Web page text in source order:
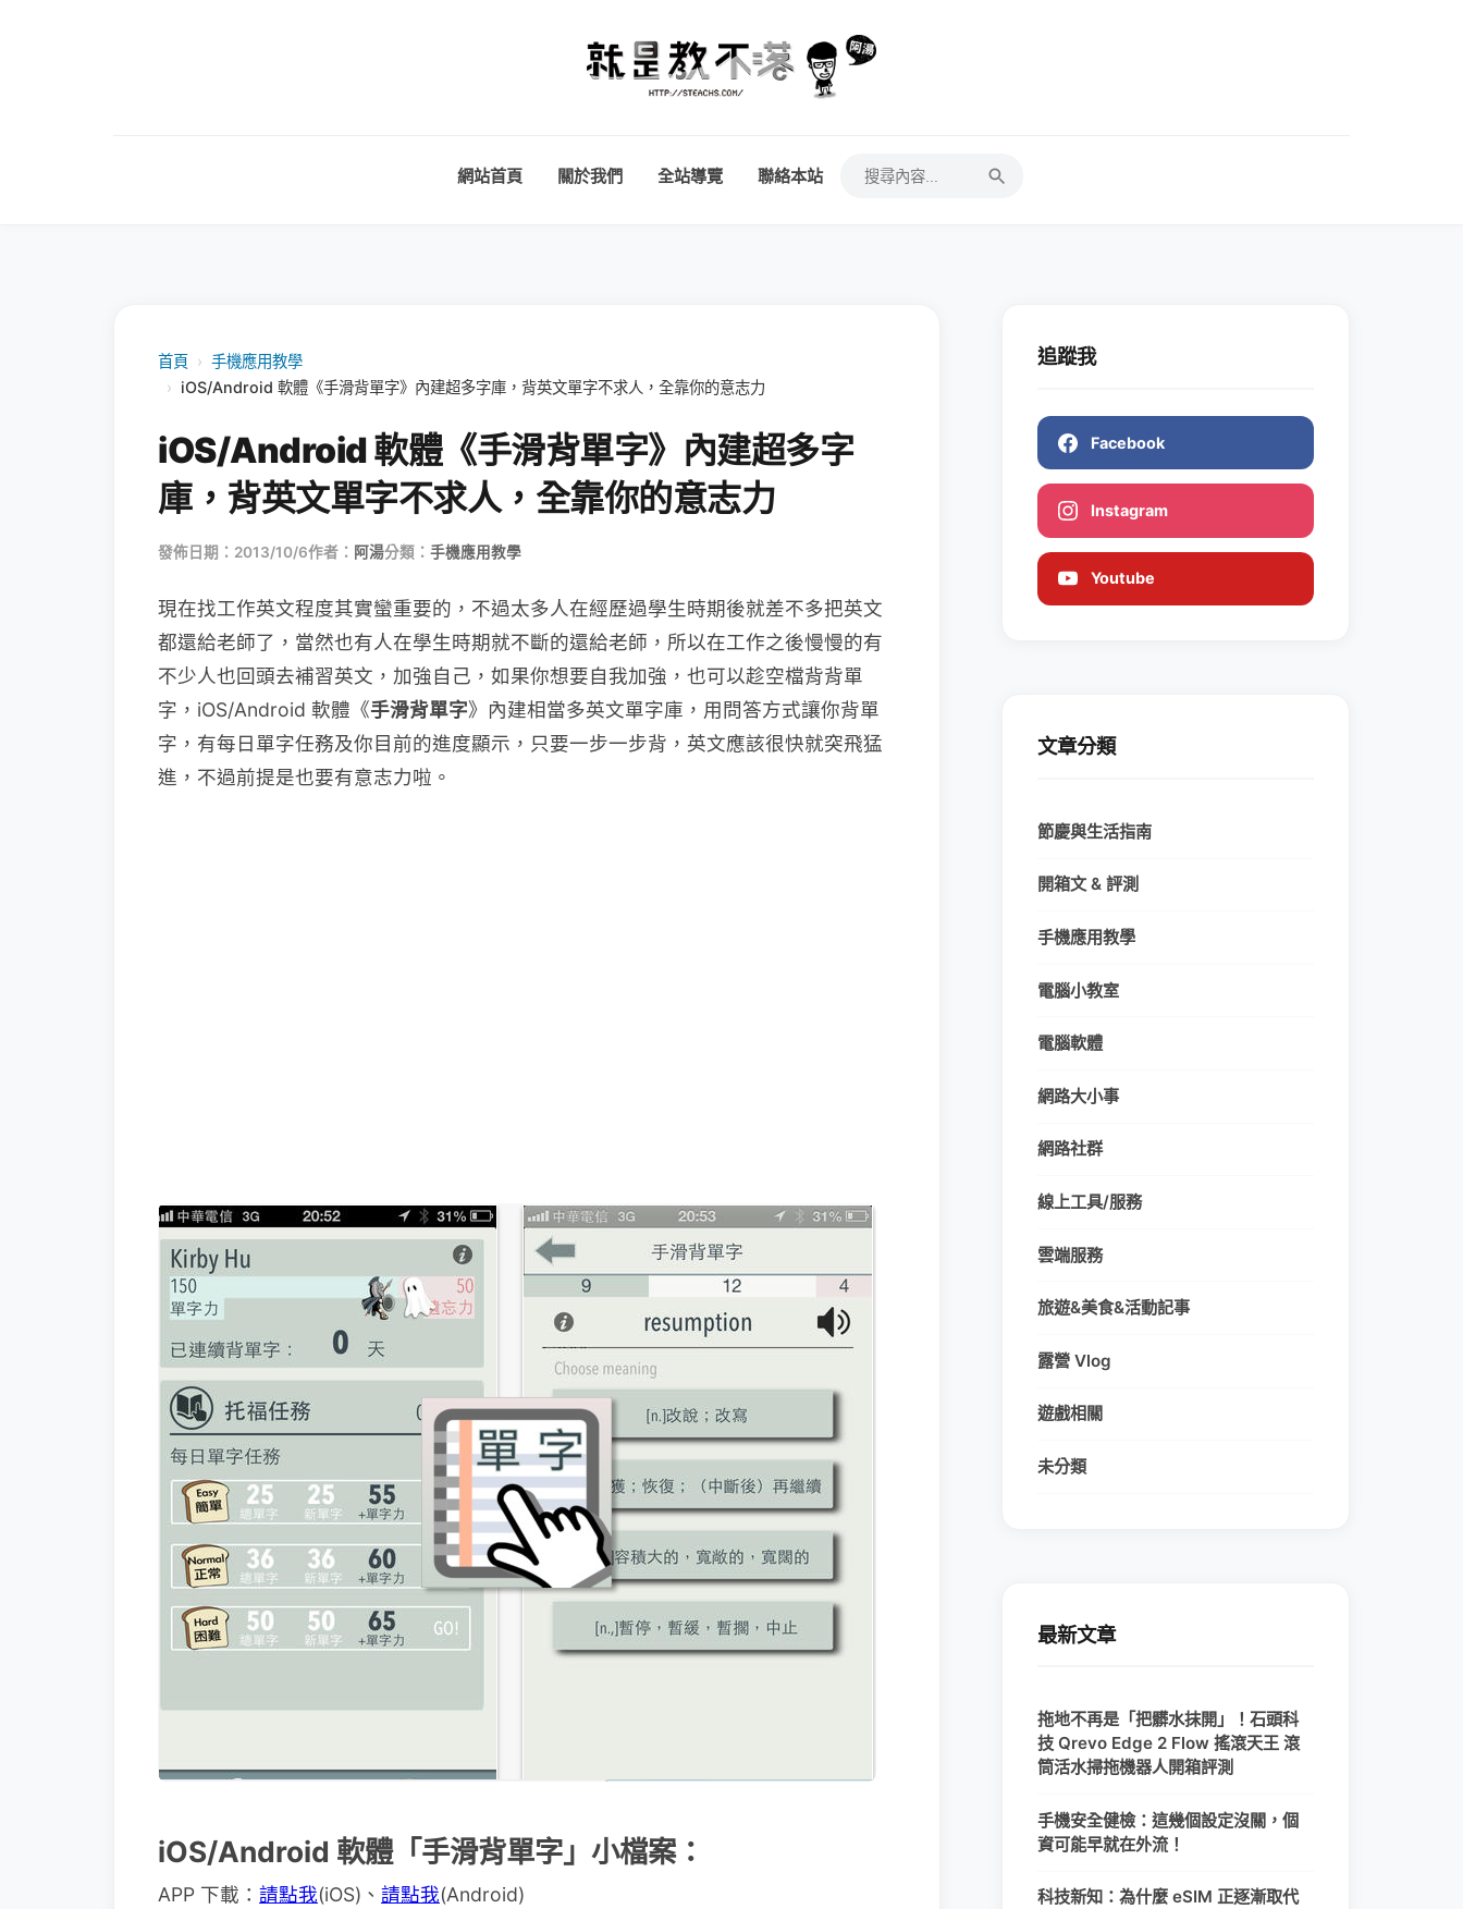
網站首頁 關於我們 全站導覽 聯絡本站
首頁 › 手機應用教學
› iOS/Android 軟體《手滑背單字》內建超多字庫，背英文單字不求人，全靠你的意志力
iOS/Android 軟體《手滑背單字》內建超多字
庫，背英文單字不求人，全靠你的意志力
發佈日期：2013/10/6作者： 阿湯分類： 手機應用教學
現在找工作英文程度其實蠻重要的，不過太多人在經歷過學生時期後就差不多把英文
都還給老師了，當然也有人在學生時期就不斷的還給老師，所以在工作之後慢慢的有
不少人也回頭去補習英文，加強自己，如果你想要自我加強，也可以趁空檔背背單
字，iOS/Android 軟體《手滑背單字》內建相當多英文單字庫，用問答方式讓你背單
字，有每日單字任務及你目前的進度顯示，只要一步一步背，英文應該很快就突飛猛
進，不過前提是也要有意志力啦。
iOS/Android 軟體「手滑背單字」小檔案：
APP 下載： 請點我(iOS)、 請點我(Android)
追蹤我
Facebook
Instagram
Youtube
文章分類
節慶與生活指南
開箱文 & 評測
手機應用教學
電腦小教室
電腦軟體
網路大小事
網路社群
線上工具/服務
雲端服務
旅遊&美食&活動記事
露營 Vlog
遊戲相關
未分類
最新文章
拖地不再是「把髒水抹開」！石頭科
技 Qrevo Edge 2 Flow 搖滾天王 滾
筒活水掃拖機器人開箱評測
手機安全健檢：這幾個設定沒關，個
資可能早就在外流！
科技新知：為什麼 eSIM 正逐漸取代